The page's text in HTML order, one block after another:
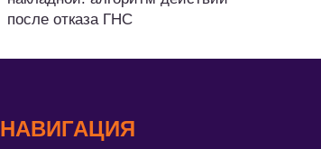
после отказа ГНС
НАВИГАЦИЯ